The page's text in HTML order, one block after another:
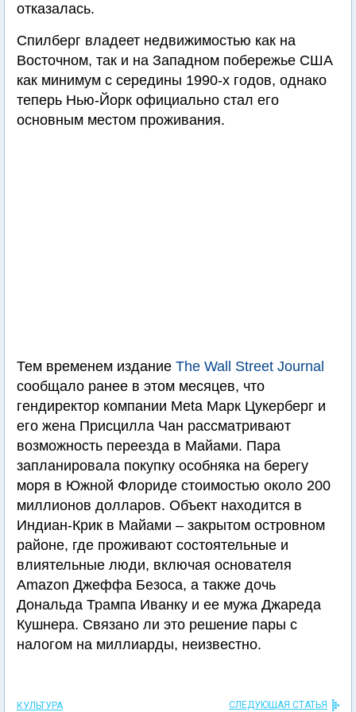
отказалась.
Спилберг владеет недвижимостью как на
Восточном, так и на Западном побережье США
как минимум с середины 1990-х годов, однако
теперь Нью-Йорк официально стал его
основным местом проживания.
Тем временем издание The Wall Street Journal
сообщало ранее в этом месяцев, что
гендиректор компании Meta Марк Цукерберг и
его жена Присцилла Чан рассматривают
возможность переезда в Майами. Пара
запланировала покупку особняка на берегу
моря в Южной Флориде стоимостью около 200
миллионов долларов. Объект находится в
Индиан-Крик в Майами – закрытом островном
районе, где проживают состоятельные и
влиятельные люди, включая основателя
Amazon Джеффа Безоса, а также дочь
Дональда Трампа Иванку и ее мужа Джареда
Кушнера. Связано ли это решение пары с
налогом на миллиарды, неизвестно.
КУЛЬТУРА СЛЕДУЮЩАЯ СТАТЬЯ